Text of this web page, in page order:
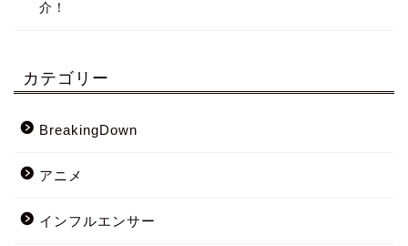
介！
カテゴリー
BreakingDown
アニメ
インフルエンサー